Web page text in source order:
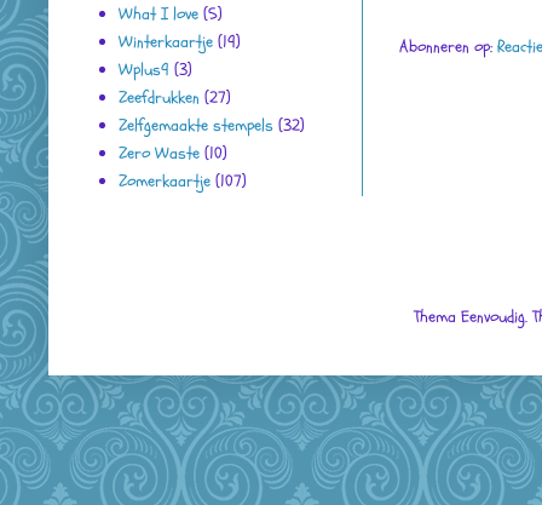
Abonneren op:
What I love (5)
Winterkaartje (19)
Wplus9 (3)
Zeefdrukken (27)
Zelfgemaakte stempels (32)
Zero Waste (10)
Zomerkaartje (107)
Thema Eenvoudig.